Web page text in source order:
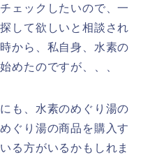
ェックしたいので、一
して欲しいと相談され
から、私自身、水素の
めたのですが、、、
も、水素のめぐり湯の
ぐり湯の商品を購入す
る方がいるかもしれま